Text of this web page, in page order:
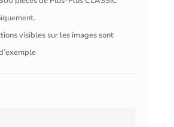
visibles sur les images sont